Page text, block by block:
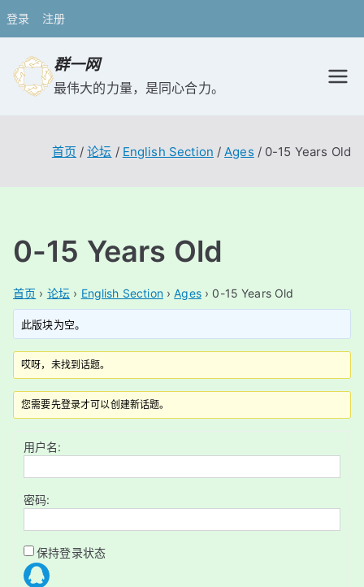
登录 注册
群一网
最伟大的力量，是同心合力。
首页 论坛 English Section Ages 0-15 Years Old
0-15 Years Old
首页 › 论坛 › English Section › Ages › 0-15 Years Old
此版块为空。
哎呀，未找到话题。
您需要先登录才可以创建新话题。
用户名:
密码:
保持登录状态